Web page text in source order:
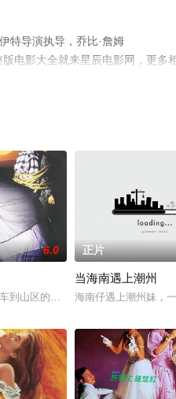
特导演执导，乔比·詹姆
电影大全就来星辰电影网，更多
bu
6.0
到山区的渡假木屋过感恩节，刚好
正片
当海南遇上潮州
海南仔遇上潮州妹，